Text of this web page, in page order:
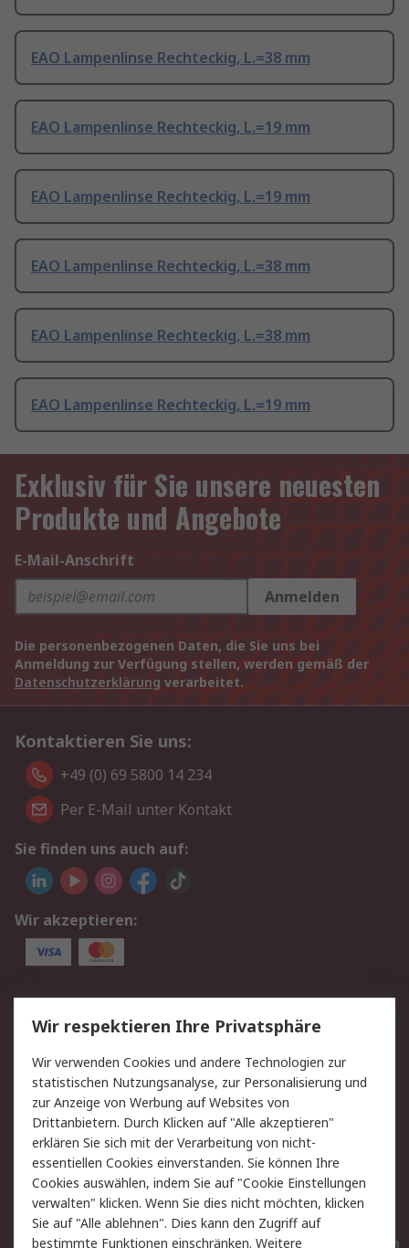
EAO Lampenlinse Rechteckig, L.=38 mm
EAO Lampenlinse Rechteckig, L.=19 mm
EAO Lampenlinse Rechteckig, L.=19 mm
EAO Lampenlinse Rechteckig, L.=38 mm
EAO Lampenlinse Rechteckig, L.=38 mm
EAO Lampenlinse Rechteckig, L.=19 mm
Exklusiv für Sie unsere neuesten
Produkte und Angebote
E-Mail-Anschrift
Anmelden
Die personenbezogenen Daten, die Sie uns bei
Anmeldung zur Verfügung stellen, werden gemäß der
Datenschutzerklärung verarbeitet.
Kontaktieren Sie uns:
+49 (0) 69 5800 14 234
Per E-Mail unter Kontakt
Sie finden uns auch auf:
Wir akzeptieren:
Service
Value Added Services
Lieferlösungen
Rücksendungen
Kontakt
Hilfe
Privatkunden
Rechtliches
AGB
Datenschutz
Cookie-Richtlinie
Zahlungsbedingungen
Copyright/Impressum
Entsorgung
Elektrogeräte/Batterien
Wir respektieren Ihre Privatsphäre
Wir verwenden Cookies und andere Technologien zur
statistischen Nutzungsanalyse, zur Personalisierung und
zur Anzeige von Werbung auf Websites von
Drittanbietern. Durch Klicken auf "Alle akzeptieren"
erklären Sie sich mit der Verarbeitung von nicht-
essentiellen Cookies einverstanden. Sie können Ihre
Cookies auswählen, indem Sie auf "Cookie Einstellungen
verwalten" klicken. Wenn Sie dies nicht möchten, klicken
Sie auf "Alle ablehnen". Dies kann den Zugriff auf
bestimmte Funktionen einschränken. Weitere